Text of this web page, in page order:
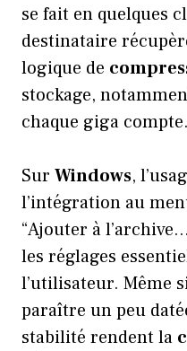
se fait en quelques
destinataire
logique de
stockage,
chaque giga compte.
Sur Windows,
l’intégration au
“Ajouter à
les réglages
l’utilisateur. Même
paraître un peu
stabilité rendent la